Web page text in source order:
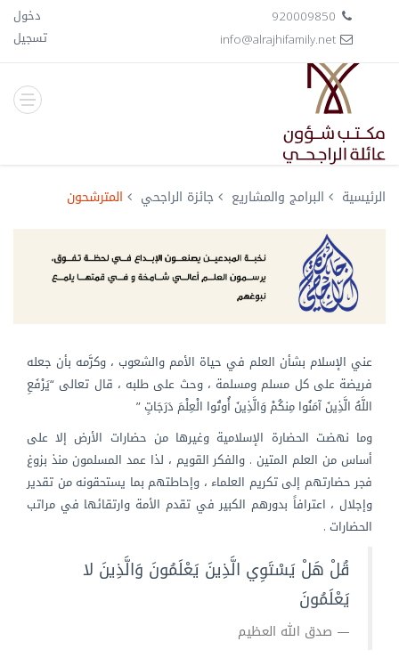
920009850
info@alrajhifamily.net
دخول
تسجيل
البرامج والمشاريع جائزة الراجحي المترشحون
عني الإسلام بشأن العلم في حياة الأمم والشعوب ، وكرَّمه بأن جعله
فريضة على كل مسلم ومسلمة ، وحث على طلبه ، قال تعالى “يَرْفَعِ
اللَّهُ الَّذِينَ آمَنُوا مِنكُمْ وَالَّذِينَ أُوتُوا الْعِلْمَ دَرَجَاتٍ ”
وما نهضت الحضارة الإسلامية وغيرها من حضارات الأرض إلا على
أساس من العلم المتين . والفكر القويم ، لذا عمد المسلمون منذ بزوغ
فجر حضارتهم إلى تكريم العلماء ، وإحاطتهم بما يستحقونه من تقدير
وإجلال ، اعترافاً بدورهم الكبير في تقدم الأمة وارتقائها في مراتب
الحضارات .
قُلْ هَلْ يَسْتَوِي الَّذِينَ يَعْلَمُونَ وَالَّذِينَ لا
يَعْلَمُونَ
صدق الله العظيم